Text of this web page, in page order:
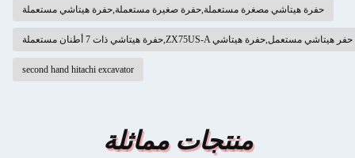
حفرة هيتاشي مصغرة مستعملة,حفرة صغيرة مستعملة,حفرة هيتاشي مستعملة
second hand hitachi excavator
منتجات مماثلة